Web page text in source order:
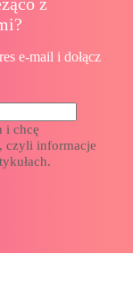
e-mail i dołącz
i chcę
czyli informacje